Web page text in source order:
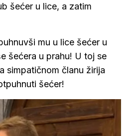
šećer u lice, a zatim
mu u lice šećer u
šećera u prahu! U toj se
simpatičnom članu žirija
šećer!